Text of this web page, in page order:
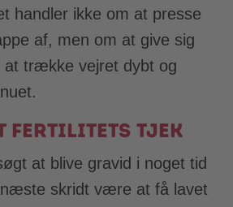
handler ikke om at presse
af, men om at give sig
at trække vejret dybt og
fertilitets tjek
at blive gravid i noget tid
skridt være at få lavet